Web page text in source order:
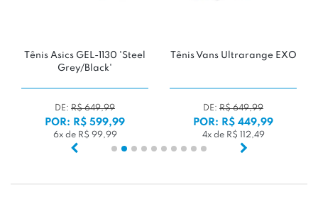
Tênis Asics GEL-1130 'Steel
Grey/Black'
DE:R$ 649,99
POR: R$ 599,99
6x de R$ 99,99
Tênis Vans Ultrarange EXO
DE:R$ 649,99
POR: R$ 449,99
4x de R$ 112,49